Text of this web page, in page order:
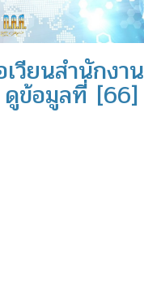
วียนสำนักงาน
ดูข้อมูลที่ [66]